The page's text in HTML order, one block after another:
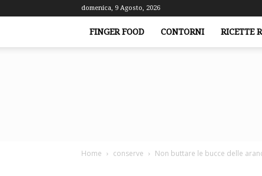
domenica, 9 Agosto, 2026
FINGER FOOD CONTORNI RICETTE
Home conserve Non buttare le bucce delle